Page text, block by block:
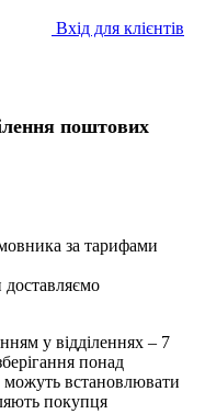
Вхід для клієнтів
поштових
за тарифами
доставляємо
у відділеннях – 7
понад
встановлювати
покупця